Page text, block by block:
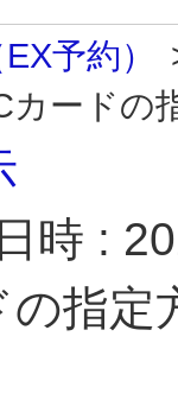
予約）
カードの
時 :
の指